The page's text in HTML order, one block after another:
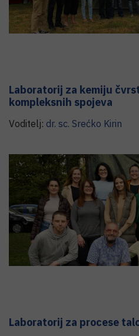
Laboratorij za kemiju
kompleksnih spojeva
Voditelj: dr. sc. Srećko Kirin
Laboratorij za procese